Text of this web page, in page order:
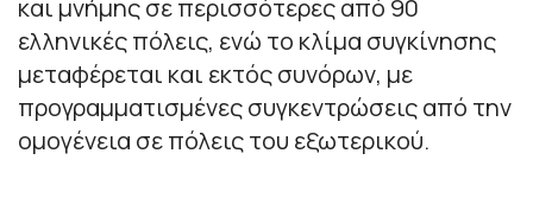
και μνήμης σε περισσότερες από 90
ελληνικές πόλεις, ενώ το κλίμα συγκίνησης
μεταφέρεται και εκτός συνόρων, με
προγραμματισμένες συγκεντρώσεις από την
ομογένεια σε πόλεις του εξωτερικού.